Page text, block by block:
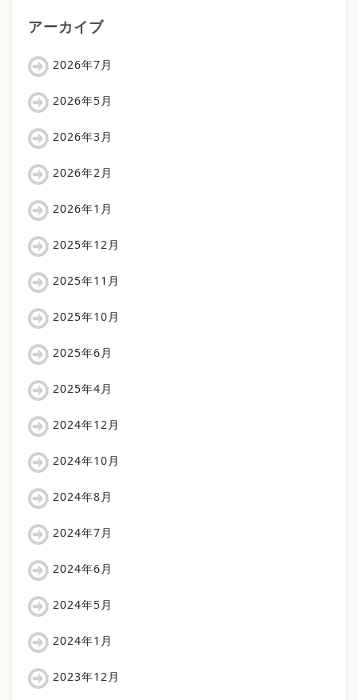
アーカイブ
2026年7月
2026年5月
2026年3月
2026年2月
2026年1月
2025年12月
2025年11月
2025年10月
2025年6月
2025年4月
2024年12月
2024年10月
2024年8月
2024年7月
2024年6月
2024年5月
2024年1月
2023年12月